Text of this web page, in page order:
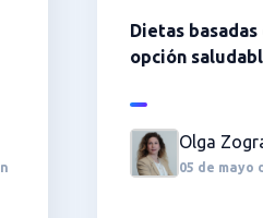
Dietas
opción
Olga
05 de mayo